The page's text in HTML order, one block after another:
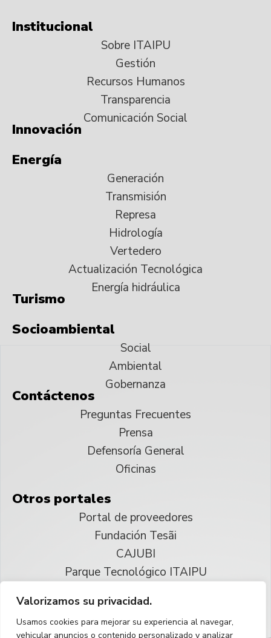
Valorizamos su privacidad.
Usamos cookies para mejorar su experiencia al navegar,
vehicular anuncios o contenido personalizado y analizar
Institucional
Sobre ITAIPU
Gestión
Recursos Humanos
Transparencia
Comunicación Social
Innovación
Energía
Generación
Transmisión
Represa
Hidrología
Vertedero
Actualización Tecnológica
Energía hidráulica
Turismo
Socioambiental
Social
Ambiental
Gobernanza
Contáctenos
Preguntas Frecuentes
Prensa
Defensoría General
Oficinas
Otros portales
Portal de proveedores
Fundación Tesãi
CAJUBI
Parque Tecnológico ITAIPU
Reservados todos los derechos